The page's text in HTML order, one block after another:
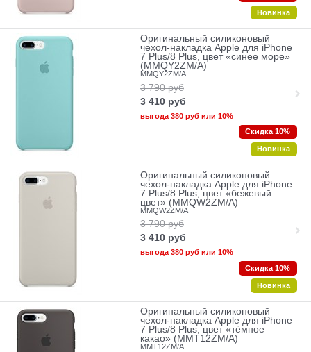
Новинка
Оригинальный силиконовый
чехол-накладка Apple для iPhone
7 Plus/8 Plus, цвет «синее море»
(MMQY2ZM/A)
MMQY2ZM/A
3 790 руб
3 410 руб
выгода 380 рубили 10%
Скидка 10%
Новинка
Оригинальный силиконовый
чехол-накладка Apple для iPhone
7 Plus/8 Plus, цвет «бежевый
цвет» (MMQW2ZM/A)
MMQW2ZM/A
3 790 руб
3 410 руб
выгода 380 рубили 10%
Скидка 10%
Новинка
Оригинальный силиконовый
чехол-накладка Apple для iPhone
7 Plus/8 Plus, цвет «тёмное
какао» (MMT12ZM/A)
MMT12ZM/A